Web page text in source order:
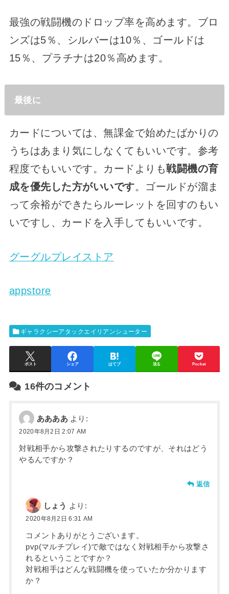
最強の戦闘機のドロップ率を高めます。ブロ
ンズは5％、シルバーは10％、ゴールドは
15％、プラチナは20％高めます。
最後に
カードについては、無課金で始めたばかりの
うちはあまり気にしなくてもいいです。参考
程度でもいいです。カードよりも戦闘機の育
成を優先した方がいいです。ゴールドが溜ま
って余裕ができたらルーレットを回すのもい
いですし、カードを入手してもいいです。
グーグルプレイストア
appstore
ギャラクシーアタックエイリアンシューター
ポスト シェア はてブ 送る Pocket
16件のコメント
ああああ より:
2020年8月2日 2:07 AM
対戦相手から攻撃されたりするのですが、それはどう
やるんですか？
返信
しょう より:
2020年8月2日 6:31 AM
コメントありがとうございます。
pvp(マルチプレイ)で敵ではなく対戦相手から攻撃さ
れるということですか？
対戦相手はどんな戦闘機を使っていたか分かります
か？